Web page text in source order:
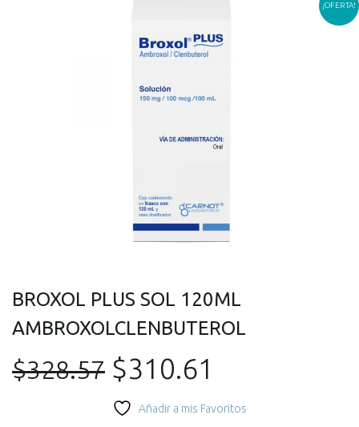
¡OFERTA!
BROXOL PLUS SOL 120ML
AMBROXOLCLENBUTEROL
$328.57 El
precio
$310.61
precio
Añadir a mis Favoritos